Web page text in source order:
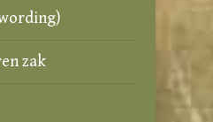
zak